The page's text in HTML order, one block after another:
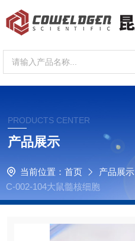
PRODUCTS CENTER
产品展示
当前位置： 首页 产品展示
C-002-104大鼠髓核细胞